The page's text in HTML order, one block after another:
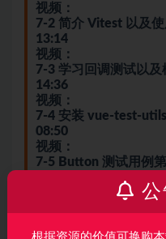
视频：
7-2 简介 Vitest 以及使
13:14
视频：
7-3 学习回调测试以
14:36
视频：
7-4 安装 vue-test-
08:50
视频：
7-5 Button 测试用例
公